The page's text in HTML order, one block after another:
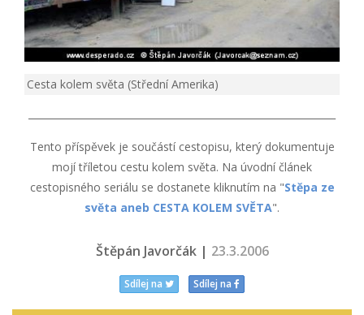
Cesta kolem světa (Střední Amerika)
Tento příspěvek je součástí cestopisu, který dokumentuje
mojí tříletou cestu kolem světa. Na úvodní článek
cestopisného seriálu se dostanete kliknutím na "Stěpa ze
světa aneb CESTA KOLEM SVĚTA".
Štěpán Javorčák | 23.3.2006
Sdílej na Sdílej na